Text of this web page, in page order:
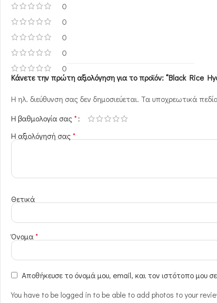
0
0
0
0
0
Κάνετε την πρώτη αξιολόγηση για το προϊόν: “Black Rice
Η ηλ. διεύθυνση σας δεν δημοσιεύεται. Τα υποχρεωτικά
Η βαθμολογία σας*
Η αξιολόγησή σας*
Θετικά
Όνομα*
Αποθήκευσε το όνομά μου, email, και τον ιστότοπο μου
You have to be logged in to be able to add photos to your